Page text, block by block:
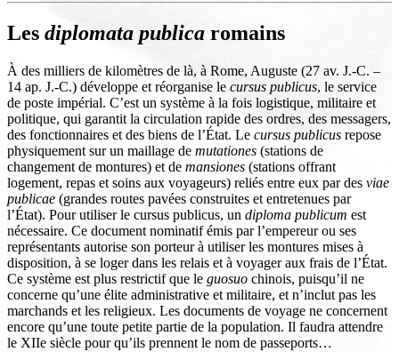
Les diplomata publica romains
À des milliers de kilomètres de là, à Rome, Auguste (27 av. J.-C. –
14 ap. J.-C.) développe et réorganise le cursus publicus, le service
de poste impérial. C’est un système à la fois logistique, militaire et
politique, qui garantit la circulation rapide des ordres, des messagers,
des fonctionnaires et des biens de l’État. Le cursus publicus repose
physiquement sur un maillage de mutationes (stations de
changement de montures) et de mansiones (stations offrant
logement, repas et soins aux voyageurs) reliés entre eux par des viae
publicae (grandes routes pavées construites et entretenues par
l’État). Pour utiliser le cursus publicus, un diploma publicum est
nécessaire. Ce document nominatif émis par l’empereur ou ses
représentants autorise son porteur à utiliser les montures mises à
disposition, à se loger dans les relais et à voyager aux frais de l’État.
Ce système est plus restrictif que le guosuo chinois, puisqu’il ne
concerne qu’une élite administrative et militaire, et n’inclut pas les
marchands et les religieux. Les documents de voyage ne concernent
encore qu’une toute petite partie de la population. Il faudra attendre
le XIIe siècle pour qu’ils prennent le nom de passeports…